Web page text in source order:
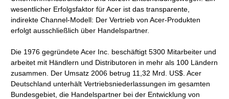
wesentlicher Erfolgsfaktor für Acer ist das transparente,
indirekte Channel-Modell: Der Vertrieb von Acer-Produkten
erfolgt ausschließlich über Handelspartner.
Die 1976 gegründete Acer Inc. beschäftigt 5300 Mitarbeiter und
arbeitet mit Händlern und Distributoren in mehr als 100 Ländern
zusammen. Der Umsatz 2006 betrug 11,32 Mrd. US$. Acer
Deutschland unterhält Vertriebsniederlassungen im gesamten
Bundesgebiet, die Handelspartner bei der Entwicklung von